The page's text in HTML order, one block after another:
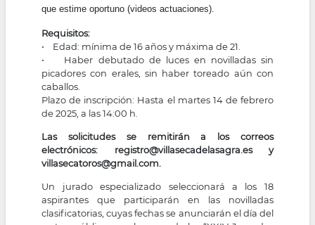
que estime oportuno (videos actuaciones).
Requisitos:
• Edad: mínima de 16 años y máxima de 21.
• Haber debutado de luces en novilladas sin
picadores con erales, sin haber toreado aún con
caballos.
Plazo de inscripción: Hasta el martes 14 de febrero
de 2025, a las 14:00 h.
Las solicitudes se remitirán a los correos
electrónicos: registro@villasecadelasagra.es y
villasecatoros@gmail.com.
Un jurado especializado seleccionará a los 18
aspirantes que participarán en las novilladas
clasificatorias, cuyas fechas se anunciarán el día del